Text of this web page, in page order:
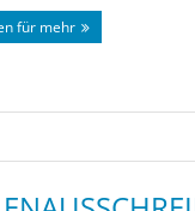
für mehr